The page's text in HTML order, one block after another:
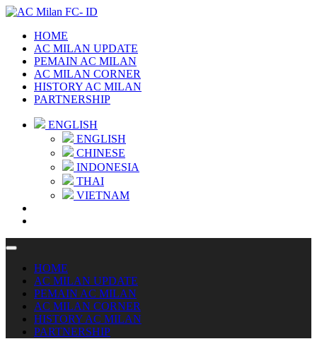
HOME
AC MILAN UPDATE
PEMAIN AC MILAN
AC MILAN CORNER
HISTORY AC MILAN
PARTNERSHIP
ENGLISH
ENGLISH
CHINESE
INDONESIA
THAI
VIETNAM
HOME
AC MILAN UPDATE
PEMAIN AC MILAN
AC MILAN CORNER
HISTORY AC MILAN
PARTNERSHIP